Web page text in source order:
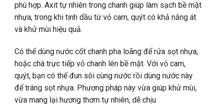
phù hợp. Axit tự nhiên trong chanh giúp làm sạch bề mặt
nhựa, trong khi tinh dầu từ vỏ cam, quýt có khả năng át
và khử mùi hiệu quả.
Có thể dùng nước cốt chanh pha loãng để rửa sọt nhựa,
hoặc chà trực tiếp vỏ chanh lên bề mặt. Với vỏ cam,
quýt, bạn có thể đun sôi cùng nước rồi dùng nước này
để tráng sọt nhựa. Phương pháp này vừa giúp khử mùi,
vừa mang lại hương thơm tự nhiên, dễ chịu.